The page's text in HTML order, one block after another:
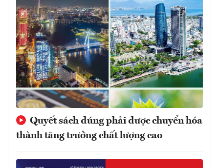
Quyết sách đúng phải được chuyển hóa
thành tăng trưởng chất lượng cao